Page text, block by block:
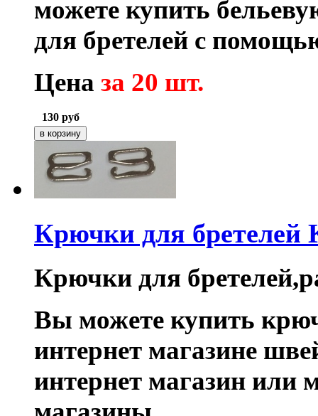
можете купить
для бретелей с
Цена за 20 шт.
130 руб
Крючки для бретелей
Крючки для
Вы можете купить
интернет магазине
интернет магазин или